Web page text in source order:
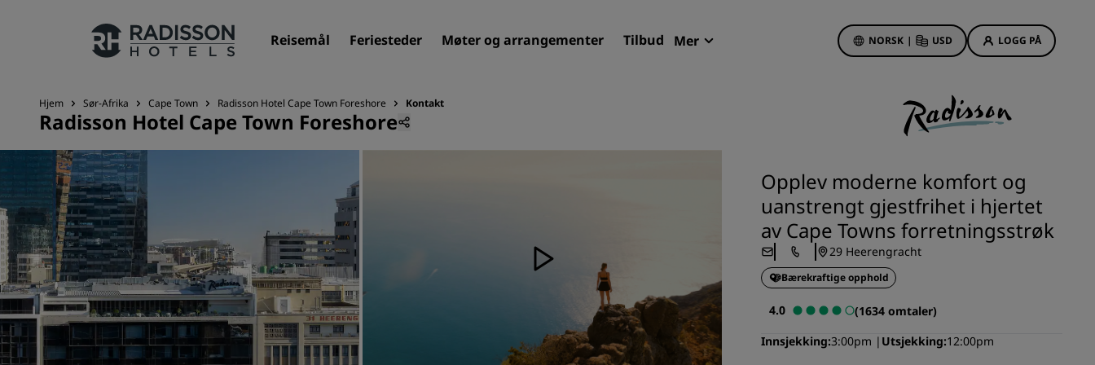
Reisemål Feriesteder Møter og arrangementer Tilbud Mer NORSK | USD LOGG PÅ
Merkevarene våre
Radisson Hotels-merker
Nye og kommende hoteller
Møter og arrangementer
Opplev Radisson Meetings
Hotelltilbud
Første gang er det ekstra
hyggelig
Deals of the Day
Bestill på forhånd
Se pakkene våre
Reiseideer
Hjem Sør-Afrika Cape Town Radisson Hotel Cape Town Foreshore Kontakt
Radisson Hotel Cape Town Foreshore
Opplev moderne komfort og
uanstrengt gjestfrihet i hjertet
av Cape Towns forretningsstrøk
29 Heerengracht
Bærekraftige opphold
4.0
(1634 omtaler)
Innsjekking 3:00pm Utsjekking 12:00pm